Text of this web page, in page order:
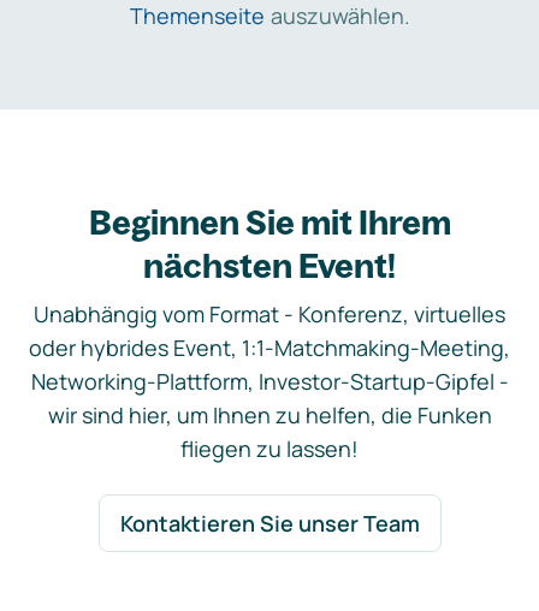
Themenseite auszuwählen.
Beginnen Sie mit Ihrem
nächsten Event!
Unabhängig vom Format - Konferenz, virtuelles
oder hybrides Event, 1:1-Matchmaking-Meeting,
Networking-Plattform, Investor-Startup-Gipfel -
wir sind hier, um Ihnen zu helfen, die Funken
fliegen zu lassen!
Kontaktieren Sie unser Team